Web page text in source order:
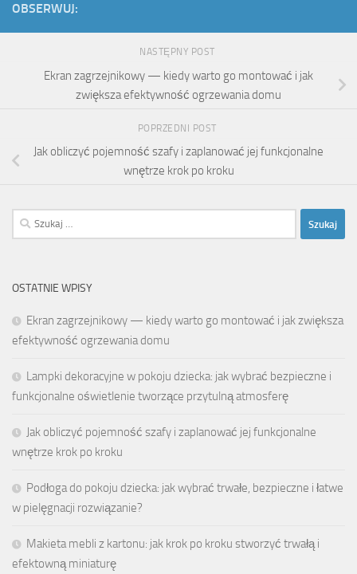
OBSERWUJ:
NASTĘPNY POST
Ekran zagrzejnikowy — kiedy warto go montować i jak
zwiększa efektywność ogrzewania domu
POPRZEDNI POST
Jak obliczyć pojemność szafy i zaplanować jej funkcjonalne
wnętrze krok po kroku
Szukaj:
OSTATNIE WPISY
Ekran zagrzejnikowy — kiedy warto go montować i jak zwiększa
efektywność ogrzewania domu
Lampki dekoracyjne w pokoju dziecka: jak wybrać bezpieczne i
funkcjonalne oświetlenie tworzące przytulną atmosferę
Jak obliczyć pojemność szafy i zaplanować jej funkcjonalne
wnętrze krok po kroku
Podłoga do pokoju dziecka: jak wybrać trwałe, bezpieczne i łatwe
w pielęgnacji rozwiązanie?
Makieta mebli z kartonu: jak krok po kroku stworzyć trwałą i
efektowną miniaturę